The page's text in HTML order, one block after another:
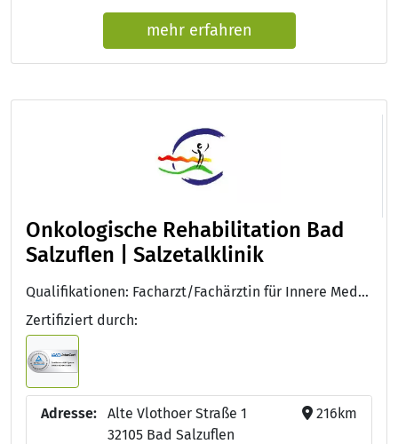
mehr erfahren
Onkologische Rehabilitation Bad
Salzuflen | Salzetalklinik
Qualifikationen: Facharzt/Fachärztin für Innere Medizin und Hämatologie und Onkologie, DEGEMED, LGA InterCert ISO 9001:2015, LGA InterCert ISO 9001:2015
Zertifiziert durch:
Adresse:
Alte Vlothoer Straße 1
32105 Bad Salzuflen
216km